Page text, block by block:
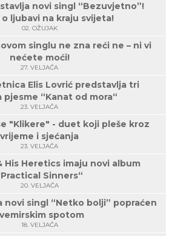
novi singl “Bezuvjetno”!
o ljubavi na kraju svijeta!
02. OŽUJAK
singlu ne zna reći ne – ni vi
nećete moći!
27. VELJAČA
Elis Lovrić predstavlja tri
pjesme “Kanat od mora“
23. VELJAČA
"Klikere" - duet koji pleše kroz
vrijeme i sjećanja
23. VELJAČA
His Heretics imaju novi album
Sinners“
20. VELJAČA
novi singl “Netko bolji” popraćen
spotom
18. VELJAČA